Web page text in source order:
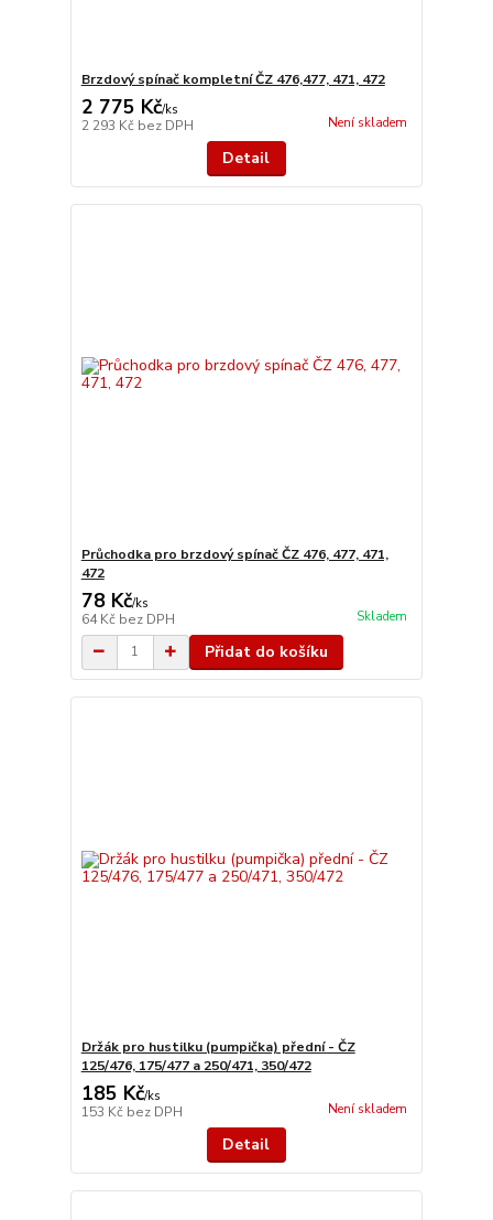
Brzdový spínač kompletní ČZ 476,477, 471, 472
2 775 Kč/ks
2 293 Kč bez DPH Není skladem
Detail
Průchodka pro brzdový spínač ČZ 476, 477, 471,
472
78 Kč/ks
64 Kč bez DPH Skladem
Přidat do košíku
Držák pro hustilku (pumpička) přední - ČZ
125/476, 175/477 a 250/471, 350/472
185 Kč/ks
153 Kč bez DPH Není skladem
Detail